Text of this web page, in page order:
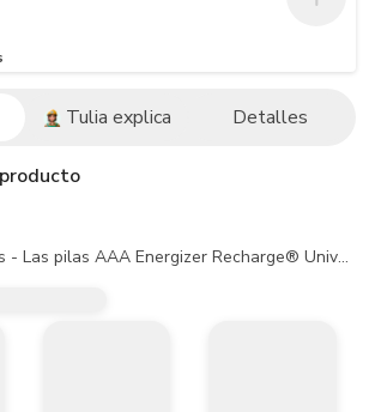
Tulia explica Detalles
- Las pilas AAA Energizer Recharge®